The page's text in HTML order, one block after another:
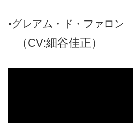
▪️グレアム・ド・ファロン
（CV:細谷佳正）